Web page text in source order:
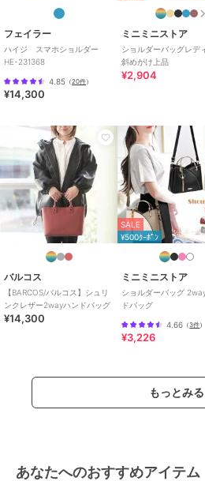
フェイラー
ハイジ スマホショルダー
HE-231368
4.85 （20件）
¥14,300
ミニミニストア
ショルダーバッグレデ
斜めがけ上品
¥2,904
バルコス
【BARCOS/バルコス】シュリ
ンクレザー2wayハンドバッグ
¥14,300
SALE
¥500ｸｰﾎﾟﾝ
ミニミニストア
ショルダーバッグ
ドバッグ
4.66 （3件）
¥3,226
もっとみる
あなたへのおすすめアイテム